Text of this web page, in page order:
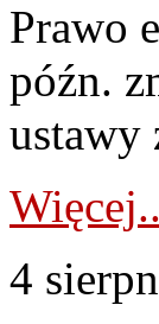
Prawo
późn.
ustawy
4